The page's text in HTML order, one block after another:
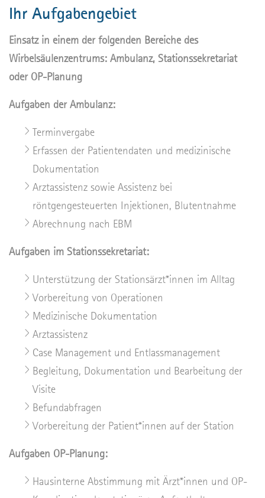
Ihr Aufgabengebiet
Einsatz in einem der folgenden Bereiche des
Wirbelsäulenzentrums: Ambulanz, Stationssekretariat
oder OP-Planung
Aufgaben der Ambulanz:
Terminvergabe
Erfassen der Patientendaten und medizinische
Dokumentation
Arztassistenz sowie Assistenz bei
röntgengesteuerten Injektionen, Blutentnahme
Abrechnung nach EBM
Aufgaben im Stationssekretariat:
Unterstützung der Stationsärzt*innen im Alltag
Vorbereitung von Operationen
Medizinische Dokumentation
Arztassistenz
Case Management und Entlassmanagement
Begleitung, Dokumentation und Bearbeitung der
Visite
Befundabfragen
Vorbereitung der Patient*innen auf der Station
Aufgaben OP-Planung:
Hausinterne Abstimmung mit Ärzt*innen und OP-